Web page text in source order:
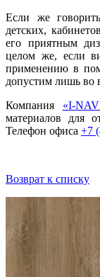
Если же
детских,
его приятным
целом же, если
применению в
допустим лишь во
Компания «I-
материалов для
Телефон офиса +7
Возврат к списку